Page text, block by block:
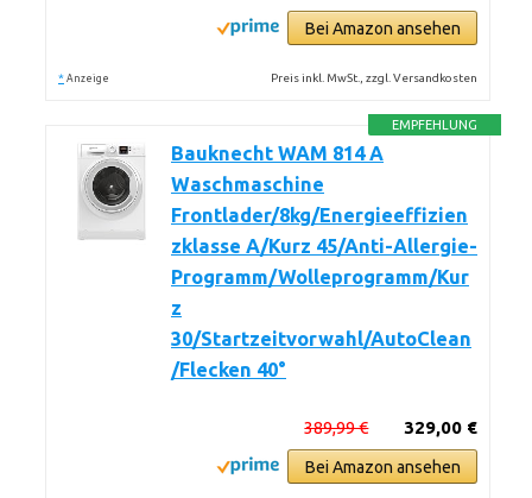
Bei Amazon ansehen
* Anzeige Preis inkl. MwSt., zzgl. Versandkosten
EMPFEHLUNG
Bauknecht WAM 814 A
Waschmaschine
Frontlader/8kg/Energieeffizien
zklasse A/Kurz 45/Anti-Allergie-
Programm/Wolleprogramm/Kur
z
30/Startzeitvorwahl/AutoClean
/Flecken 40°
329,00 €
389,99 €
Bei Amazon ansehen